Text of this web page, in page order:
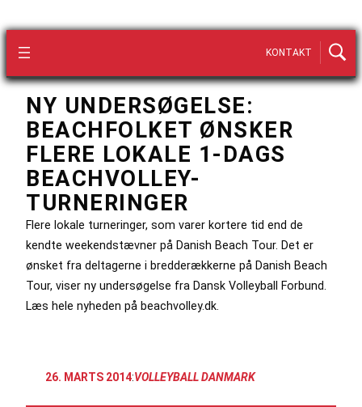
KONTAKT
NY UNDERSØGELSE:
BEACHFOLKET ØNSKER
FLERE LOKALE 1-DAGS
BEACHVOLLEY-
TURNERINGER
Flere lokale turneringer, som varer kortere tid end de
kendte weekendstævner på Danish Beach Tour. Det er
ønsket fra deltagerne i bredderækkerne på Danish Beach
Tour, viser ny undersøgelse fra Dansk Volleyball Forbund.
Læs hele nyheden på beachvolley.dk.
26. MARTS 2014:VOLLEYBALL DANMARK